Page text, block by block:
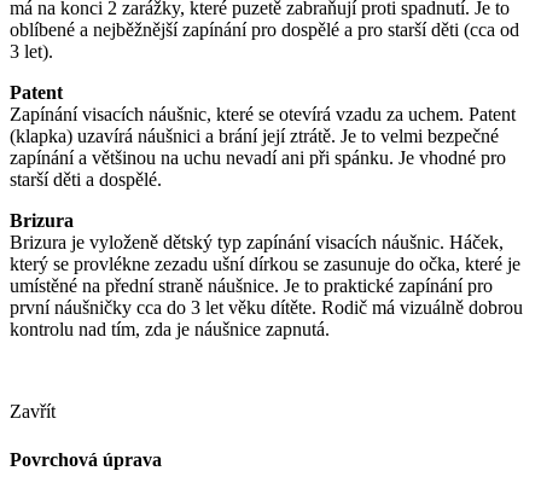
má na konci 2 zarážky, které puzetě zabraňují proti spadnutí. Je to
oblíbené a nejběžnější zapínání pro dospělé a pro starší děti (cca od
3 let).
Patent
Zapínání visacích náušnic, které se otevírá vzadu za uchem. Patent
(klapka) uzavírá náušnici a brání její ztrátě. Je to velmi bezpečné
zapínání a většinou na uchu nevadí ani při spánku. Je vhodné pro
starší děti a dospělé.
Brizura
Brizura je vyloženě dětský typ zapínání visacích náušnic. Háček,
který se provlékne zezadu ušní dírkou se zasunuje do očka, které je
umístěné na přední straně náušnice. Je to praktické zapínání pro
první náušničky cca do 3 let věku dítěte. Rodič má vizuálně dobrou
kontrolu nad tím, zda je náušnice zapnutá.
Zavřít
Povrchová úprava